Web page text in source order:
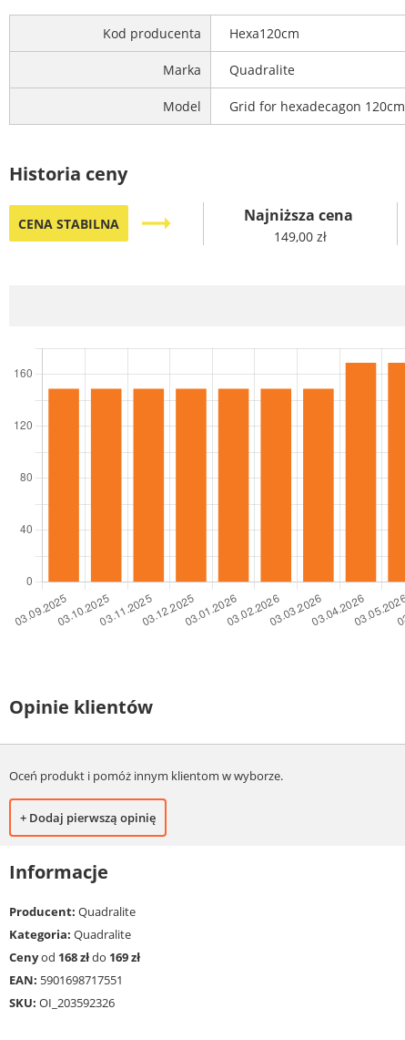
Kod producenta Hexa120cm
Marka Quadralite
Model Grid for hexadecagon 120cm
Historia ceny
CENA STABILNA trending_flat Najniższa cena
149,00 zł
Opinie klientów
Oceń produkt i pomóż innym klientom w wyborze.
+ Dodaj pierwszą opinię
Informacje
Producent: Quadralite
Kategoria: Quadralite
Cenyod 168 złdo 169 zł
EAN: 5901698717551
SKU: OI_203592326